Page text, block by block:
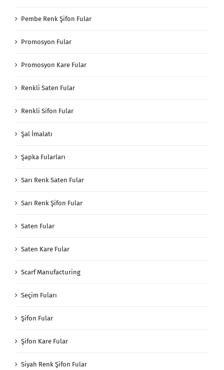
Pembe Renk Şifon Fular
Promosyon Fular
Promosyon Kare Fular
Renkli Saten Fular
Renkli Sifon Fular
Şal İmalatı
Şapka Fularları
Sarı Renk Saten Fular
Sarı Renk Şifon Fular
Saten Fular
Saten Kare Fular
Scarf Manufacturing
Seçim Fuları
Şifon Fular
Şifon Kare Fular
Siyah Renk Şifon Fular